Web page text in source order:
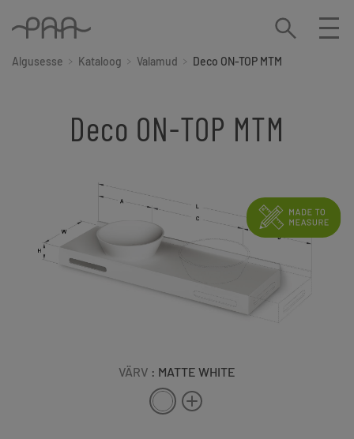
Algusesse Kataloog Valamud Deco ON-TOP MTM
Deco ON-TOP MTM
VÄRV : MATTE WHITE